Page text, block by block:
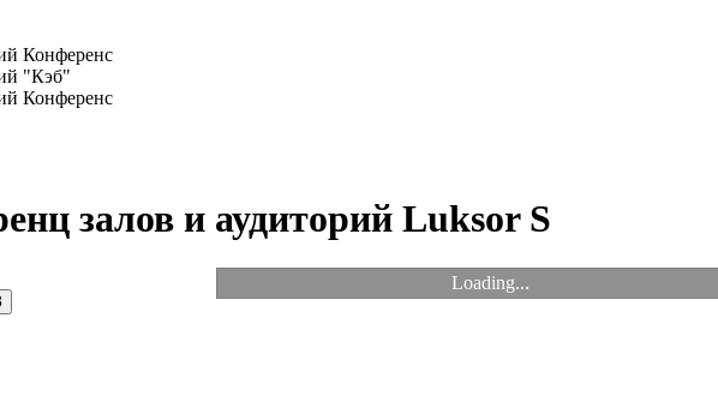
Конференс
"Кэб"
Конференс
залов и аудиторий Luksor S
Loading...